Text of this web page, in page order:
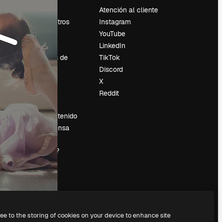
Sobre nosotros
Reviews
Empleo
Tendencias de
búsqueda
Blog
Eventos
Slidesgo
Vender contenido
Sala de prensa
¿Buscas
magnific.ai?
Atención al cliente
Instagram
YouTube
LinkedIn
TikTok
Discord
X
Reddit
to the storing of cookies on your device to enhance site